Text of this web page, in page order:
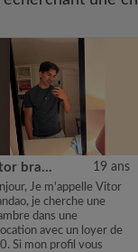
Vitor brandao 19 ans
Je m'appelle Vitor
je cherche une
dans une
avec un loyer de
Si mon profil vous